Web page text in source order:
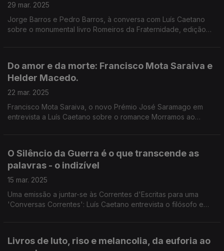
29 mar. 2025
Jorge Barros e Pedro Barros, à conversa com Luís Caetano
sobre o monumental livro Romeiros da Fraternidade, edição
Do amor e da morte: Francisco Mota Saraiva e
Helder Macedo.
22 mar. 2025
Francisco Mota Saraiva, o novo Prémio José Saramago em
entrevista a Luís Caetano sobre o romance Morramos ao
O Silêncio da Guerra é o que transcende as
palavras - o indizível
15 mar. 2025
Uma emissão a juntar-se às Correntes d'Escritas para uma
'Conversas Correntes': Luís Caetano entrevista o filósofo e
Livros de luto, riso e melancolia, da euforia ao